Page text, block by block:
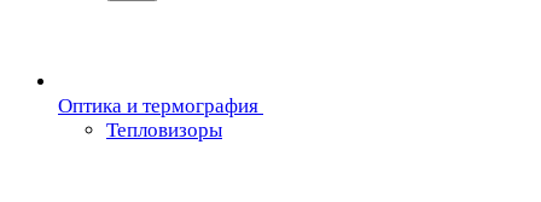
Oптика и термография
Тепловизоры